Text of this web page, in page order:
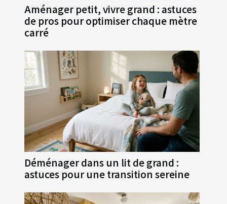
Aménager petit, vivre grand : astuces
de pros pour optimiser chaque mètre
carré
Déménager dans un lit de grand :
astuces pour une transition sereine